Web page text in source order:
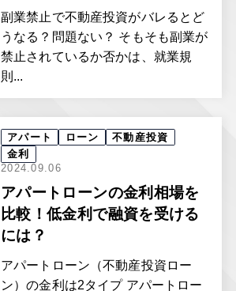
副業禁止で不動産投資がバレるとど
うなる？問題ない？ そもそも副業が
禁止されているか否かは、就業規
則...
アパート ローン
不動産投資
金利
2024.09.06
アパートローンの金利相場を
比較！低金利で融資を受ける
には？
アパートローン（不動産投資ロー
ン）の金利は2タイプ アパートロー